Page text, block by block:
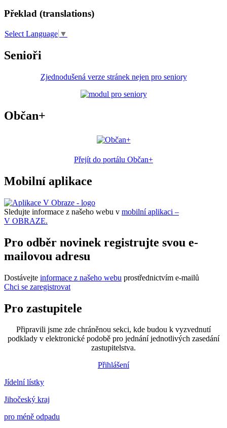
Překlad (translations)
Select Language ▼
Senioři
Zjednodušená verze stránek nejen pro seniory
Občan+
Přejít do portálu Občan+
Mobilní aplikace
Sledujte informace z našeho webu v mobilní aplikaci –
V OBRAZE.
Pro odběr novinek registrujte svou e-
mailovou adresu
Dostávejte informace z našeho webu prostřednictvím e-mailů
Chci se zaregistrovat
Pro zastupitele
Připravili jsme zde chráněnou sekci, kde budou k vyzvednutí
podklady v elektronické podobě pro jednání jednotlivých zasedání
zastupitelstva.
Přihlášení
Jídelní lístky
Jihočeský kraj
pro méně odpadu